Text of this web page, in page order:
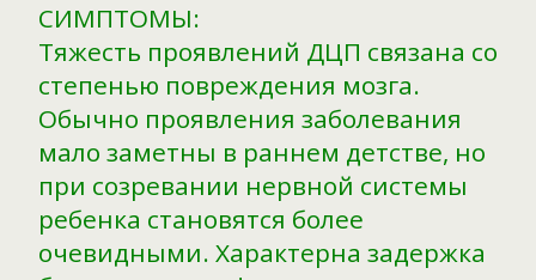
СИМПТОМЫ:
Тяжесть проявлений ДЦП связана со
степенью повреждения мозга.
Обычно проявления заболевания
мало заметны в раннем детстве, но
при созревании нервной системы
ребенка становятся более
очевидными. Характерна задержка